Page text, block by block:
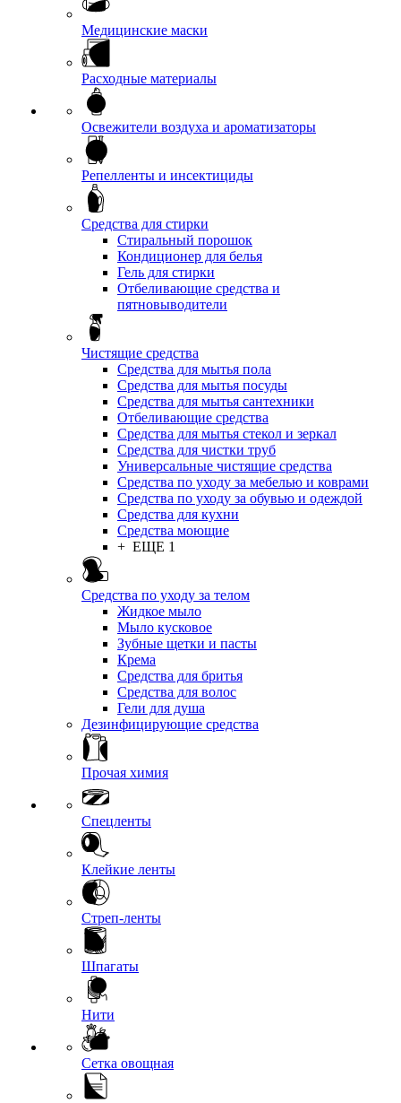
Медицинские маски
Расходные материалы
Освежители воздуха и ароматизаторы
Репелленты и инсектициды
Средства для стирки
Стиральный порошок
Кондиционер для белья
Гель для стирки
Отбеливающие средства и
пятновыводители
Чистящие средства
Средства для мытья пола
Средства для мытья посуды
Средства для мытья сантехники
Отбеливающие средства
Средства для мытья стекол и зеркал
Средства для чистки труб
Универсальные чистящие средства
Средства по уходу за мебелью и коврами
Средства по уходу за обувью и одеждой
Средства для кухни
Средства моющие
+ ЕЩЕ 1
Средства по уходу за телом
Жидкое мыло
Мыло кусковое
Зубные щетки и пасты
Крема
Средства для бритья
Средства для волос
Гели для душа
Дезинфицирующие средства
Прочая химия
Спецленты
Клейкие ленты
Стреп-ленты
Шпагаты
Нити
Сетка овощная